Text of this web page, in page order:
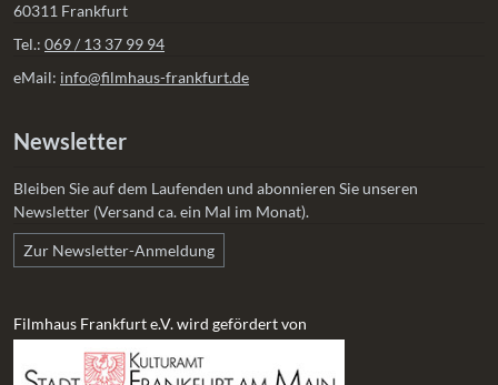
60311 Frankfurt
Tel.: 069 / 13 37 99 94
eMail: info@filmhaus-frankfurt.de
Newsletter
Bleiben Sie auf dem Laufenden und abonnieren Sie unseren
Newsletter (Versand ca. ein Mal im Monat).
Zur Newsletter-Anmeldung
Filmhaus Frankfurt e.V. wird gefördert von